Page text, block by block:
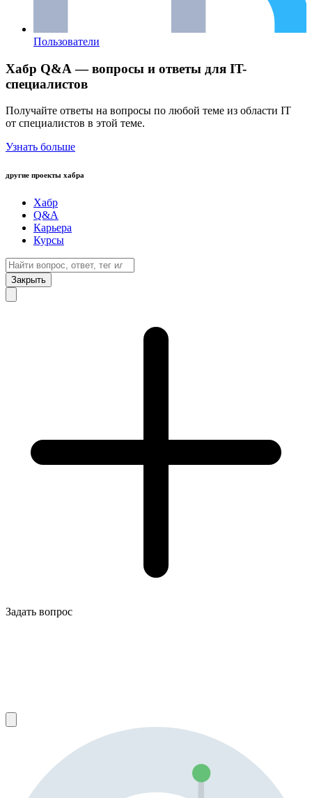
Пользователи
Хабр Q&A — вопросы и ответы для IT-
специалистов
Получайте ответы на вопросы по любой теме из области IT
от специалистов в этой теме.
Узнать больше
другие проекты хабра
Хабр
Q&A
Карьера
Курсы
Закрыть
Задать вопрос